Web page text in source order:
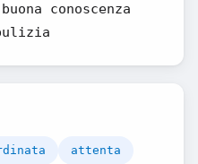
conoscenza
attenta